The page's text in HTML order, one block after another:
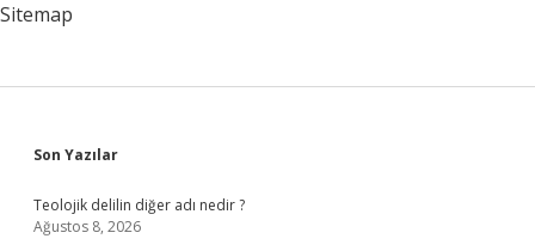
Sitemap
Sidebar
Son Yazılar
Teolojik delilin diğer adı nedir ?
Ağustos 8, 2026